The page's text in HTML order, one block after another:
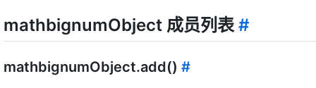
mathbignumObject 成员列表#
mathbignumObject.add() #